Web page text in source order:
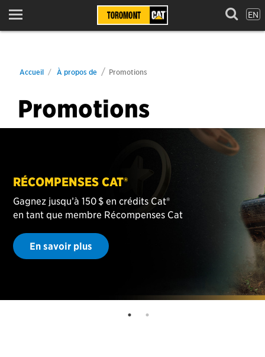
Menu EN
Accueil À propos de Promotions
Promotions
COMPTE COMMERCIAL CAT®
0 % de financement pendant 36 mois ou 0 % pendant
36 mois avec une option de paiement différé de 6 mois !
(3 500 $ minimum)
Faire une demande en ligne